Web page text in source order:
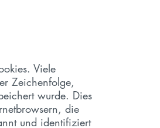
Viele
Zeichenfolge,
wurde. Dies
die
und identifiziert